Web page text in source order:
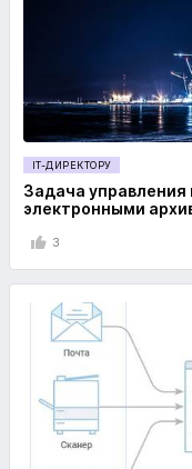
IT-ДИРЕКТОРУ
Задача
электронными
3